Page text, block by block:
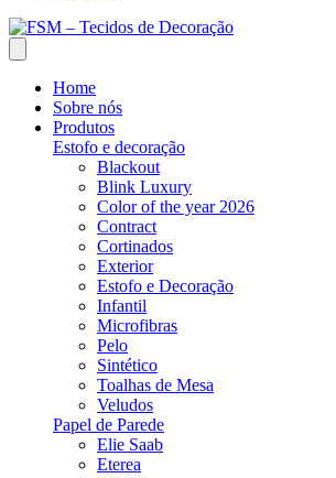
Home
Sobre nós
Produtos
Estofo e decoração
Blackout
Blink Luxury
Color of the year 2026
Contract
Cortinados
Exterior
Estofo e Decoração
Infantil
Microfibras
Pelo
Sintético
Toalhas de Mesa
Veludos
Papel de Parede
Elie Saab
Eterea